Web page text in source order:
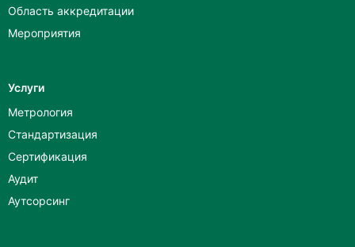
Область аккредитации
Мероприятия
Услуги
Метрология
Стандартизация
Сертификация
Аудит
Аутсорсинг